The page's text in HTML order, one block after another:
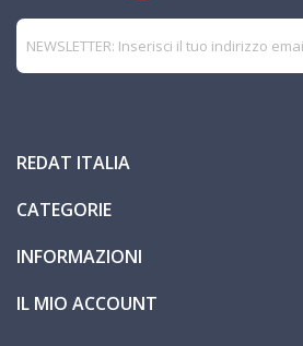
REDAT ITALIA
CATEGORIE
INFORMAZIONI
IL MIO ACCOUNT